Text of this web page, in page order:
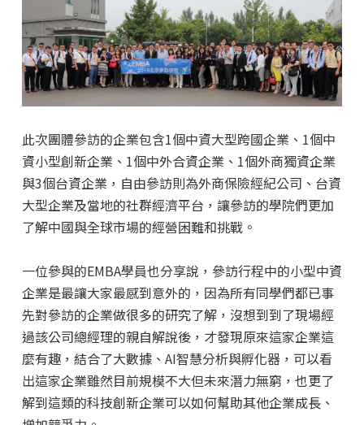
此次團體參訪的企業包含1個中資大型跨國企業、1個中
資小型創新企業、1個中外合資企業、1個外商獨資企業
與3個台資企業，自由參訪則為外商保險經紀公司、台資
大型企業及當地的社群經濟平台，讓參訪的學院們更加
了解中國與全球市場的經營困難和挑戰。
一位參與的EMBA學員也分享說，參訪行程中的小型中資
企業是最讓大家最感到意外的，因為所有同學們都已事
先對參訪的企業做很多的研究了解，沒想到到了現場經
過該公司總經理的親自解說後，才發現原來這家企業這
麼有趣，結合了大數據、AI智慧分析與孵化器，可以看
出這家企業雖然目前規模不大但未來潛力無窮，也更了
解到這類的科技創新企業可以如何幫助其他企業成長、